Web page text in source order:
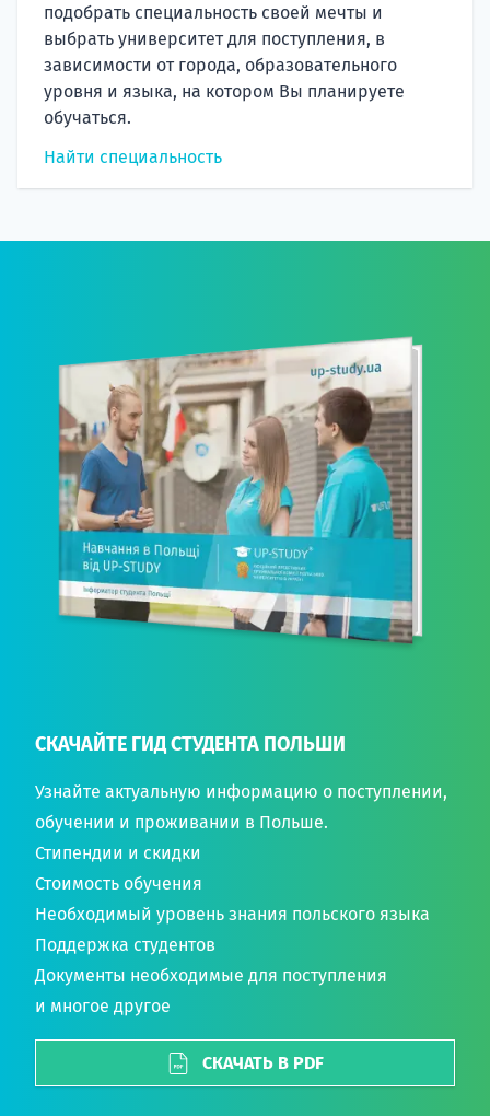
подобрать специальность своей мечты и
выбрать университет для поступления, в
зависимости от города, образовательного
уровня и языка, на котором Вы планируете
обучаться.
Найти специальность
СКАЧАЙТЕ ГИД СТУДЕНТА ПОЛЬШИ
Узнайте актуальную информацию о поступлении,
обучении и проживании в Польше.
Стипендии и скидки
Стоимость обучения
Необходимый уровень знания польского языка
Поддержка студентов
Документы необходимые для поступления
и многое другое
СКАЧАТЬ В PDF